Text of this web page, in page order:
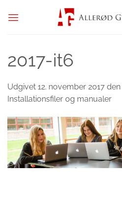
2017-it6
Udgivet 12. november 2017 den
Installationsfiler og manualer